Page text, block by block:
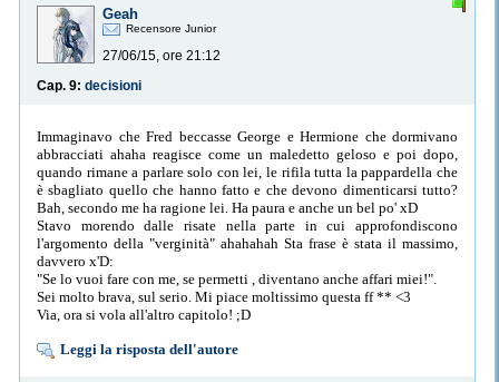
Geah
Recensore Junior
27/06/15, ore 21:12
Cap. 9: decisioni
Immaginavo che Fred beccasse George e Hermione che dormivano
abbracciati ahaha reagisce come un maledetto geloso e poi dopo,
quando rimane a parlare solo con lei, le rifila tutta la pappardella che
è sbagliato quello che hanno fatto e che devono dimenticarsi tutto?
Bah, secondo me ha ragione lei. Ha paura e anche un bel po' xD
Stavo morendo dalle risate nella parte in cui approfondiscono
l'argomento della "verginità" ahahahah Sta frase è stata il massimo,
davvero x'D:
"Se lo vuoi fare con me, se permetti , diventano anche affari miei!".
Sei molto brava, sul serio. Mi piace moltissimo questa ff ** <3
Via, ora si vola all'altro capitolo! ;D
Leggi la risposta dell'autore